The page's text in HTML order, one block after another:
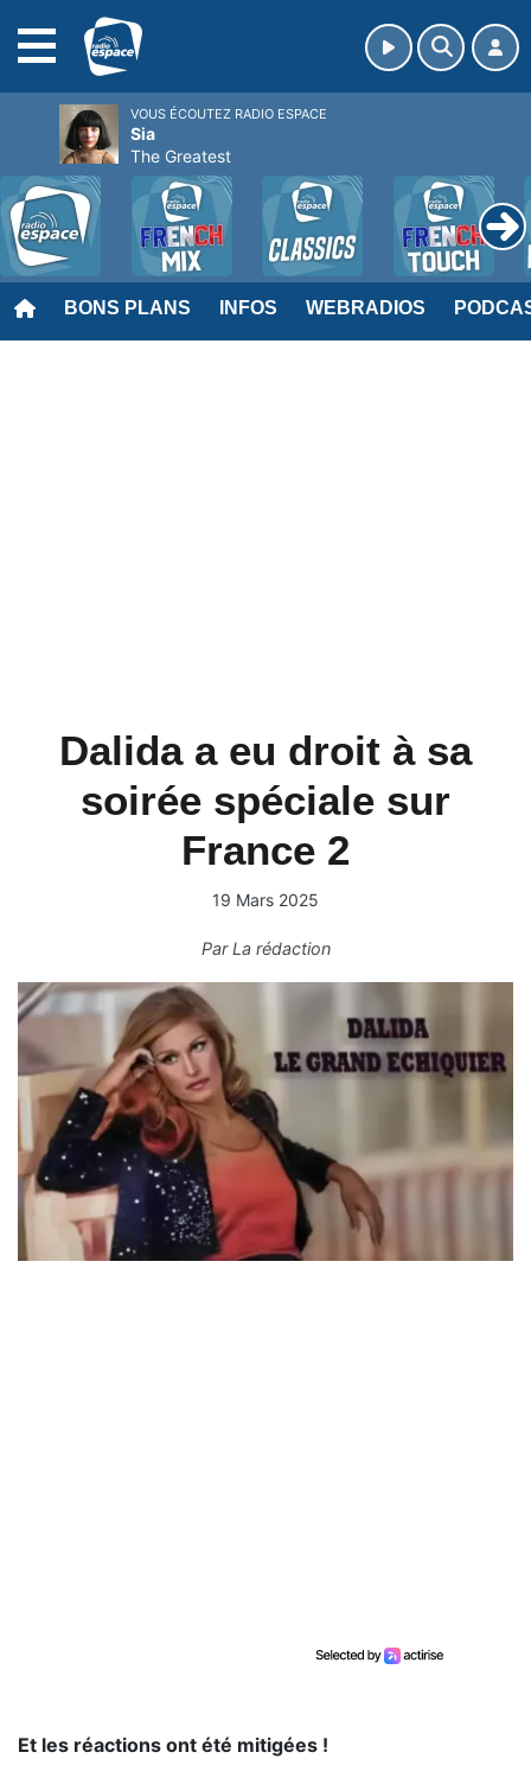
BONS PLANS INFOS WEBRADIOS
Dalida a eu droit à sa
soirée spéciale sur
France 2
19 Mars 2025
ParLa rédaction
Et les réactions ont été mitigées !
VOUS ÉCOUTEZ RADIO ESPACE
Sia
The Greatest